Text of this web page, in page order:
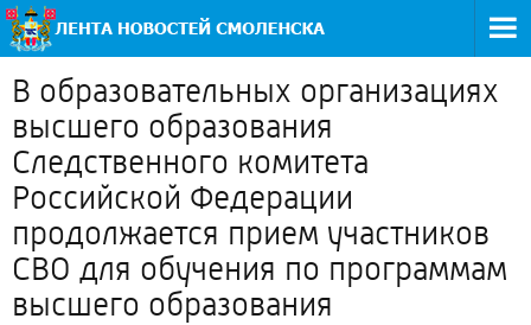
В образовательных организациях
высшего образования
Следственного комитета
Российской Федерации
продолжается прием участников
СВО для обучения по программам
высшего образования